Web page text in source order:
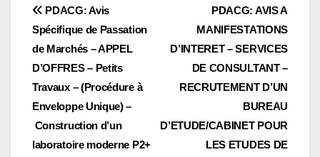
Navigation
de
l’article
PDACG: AVIS A
MANIFESTATIONS
D’INTERET – SERVICES
DE CONSULTANT –
RECRUTEMENT D’UN
BUREAU
D’ETUDE/CABINET POUR
LES ETUDES DE
PDACG: Avis
Spécifique de Passation
de Marchés – APPEL
D’OFFRES – Petits
Travaux – (Procédure à
Enveloppe Unique) –
Construction d’un
laboratoire moderne P2+